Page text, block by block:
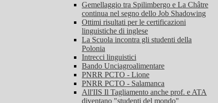
Gemellaggio tra Spilimbergo e La Châtre
continua nel segno dello Job Shadowing
Ottimi risultati per le certificazioni
linguistiche di inglese
La Scuola incontra gli studenti della
Polonia
Intrecci linguistici
Bando Unciagroalimentare
PNRR PCTO - Lione
PNRR PCTO - Salamanca
All'IIS Il Tagliamento anche prof. e ATA
diventano "studenti del mondo"